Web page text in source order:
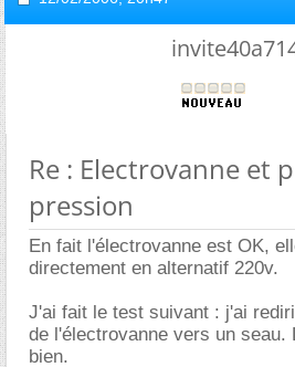
Re : Electrovanne et
pression
En fait l'électrovanne est OK,
directement en alternatif 220v.
J'ai fait le test suivant : j'ai
de l'électrovanne vers un seau.
bien.